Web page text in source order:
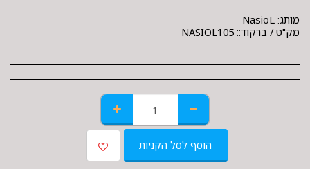
מותג: NasioL
מק"ט / ברקוד:: NASIOL105
הוסף לסל הקניות